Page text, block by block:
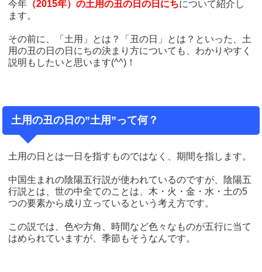
今年 （2015年）の土用の丑の日の日にちについて紹介し
ます。
その前に、「土用」とは？「丑の日」とは？といった、土
用の丑の日の日にちの決まり方についても、わかりやすく
説明もしたいと思います(^^)！
土用の丑の日の”土用”って何？
土用の日とは一日を指すものではなく、期間を指します。
中国生まれの陰陽五行説が使われているのですが、陰陽五
行説とは、世の中全てのことは、木・火・金・水・土の5
つの要素から成り立っているという考え方です。
この説では、色や方角、時間など色々なものが五行に当て
はめられていますが、季節もそうなんです。